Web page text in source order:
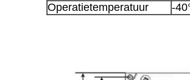
Operatietemperatuur
-